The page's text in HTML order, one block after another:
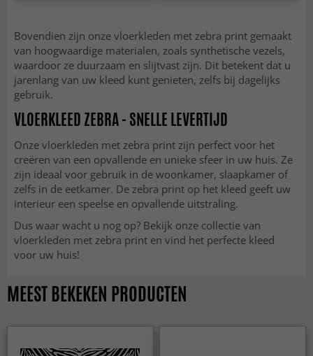
Bovendien zijn onze vloerkleden met zebra print gemaakt
van hoogwaardige materialen, zoals synthetische vezels,
waardoor ze duurzaam en slijtvast zijn. Dit betekent dat u
jarenlang van uw kleed kunt genieten, zelfs bij dagelijks
gebruik.
VLOERKLEED ZEBRA - SNELLE LEVERTIJD
Onze vloerkleden met zebra print zijn perfect voor het
creëren van een opvallende en unieke sfeer in uw huis. Ze
zijn ideaal voor gebruik in de woonkamer, slaapkamer of
zelfs in de eetkamer. De zebra print op het kleed geeft uw
interieur een speelse en opvallende uitstraling.
Dus waar wacht u nog op? Bekijk onze collectie van
vloerkleden met zebra print en vind het perfecte kleed
voor uw huis!
MEEST BEKEKEN PRODUCTEN